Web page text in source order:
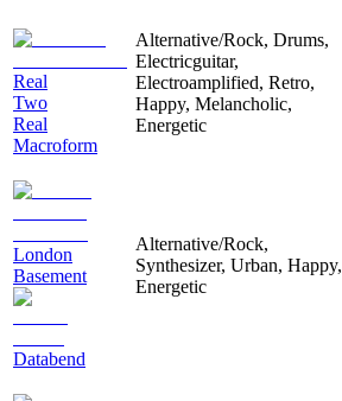
Real
Two
Real
Macroform
Alternative/Rock, Drums,
Electricguitar,
Electroamplified, Retro,
Happy, Melancholic,
Energetic
London
Basement
Databend
Alternative/Rock,
Synthesizer, Urban, Happy,
Energetic